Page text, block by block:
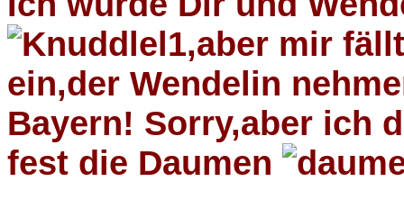
,aber mir
ein,der Wendelin
Bayern! Sorry,aber ich
fest die Daumen